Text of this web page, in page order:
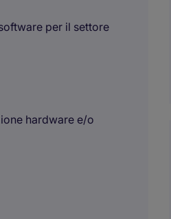
per il settore
hardware e/o